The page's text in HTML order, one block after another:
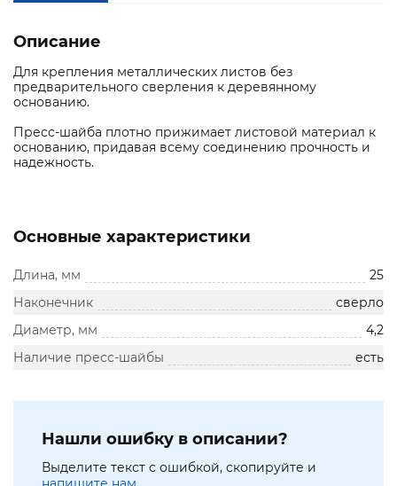
Описание
Для крепления металлических листов без
предварительного сверления к деревянному
основанию.
Пресс-шайба плотно прижимает листовой материал к
основанию, придавая всему соединению прочность и
надежность.
Основные характеристики
Длина, мм
25
Наконечник
сверло
Диаметр, мм
4,2
Наличие пресс-шайбы
есть
Нашли ошибку в описании?
Выделите текст с ошибкой, скопируйте и